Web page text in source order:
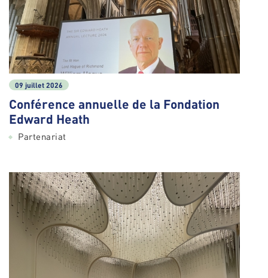
09 juillet 2026
Conférence annuelle de la Fondation
Edward Heath
Partenariat